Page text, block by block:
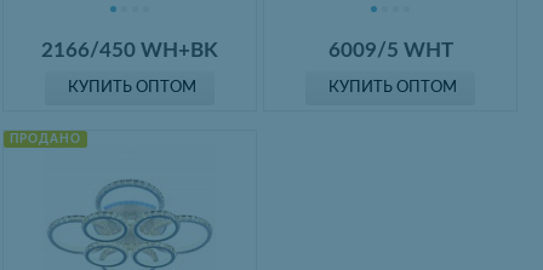
2166/450 WH+BK
КУПИТЬ ОПТОМ
6009/5 WHT
КУПИТЬ ОПТОМ
ПРОДАНО